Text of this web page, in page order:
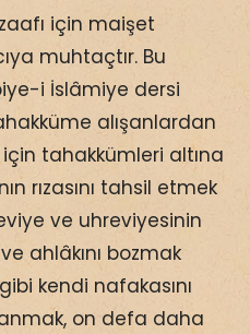
için maişet
muhtaçtır. Bu
i İslâmiye dersi
alışanlardan
için tahakkümleri altına
rızasını tahsil etmek
ve uhreviyesinin
ahlâkını bozmak
kendi nafakasını
on defa daha